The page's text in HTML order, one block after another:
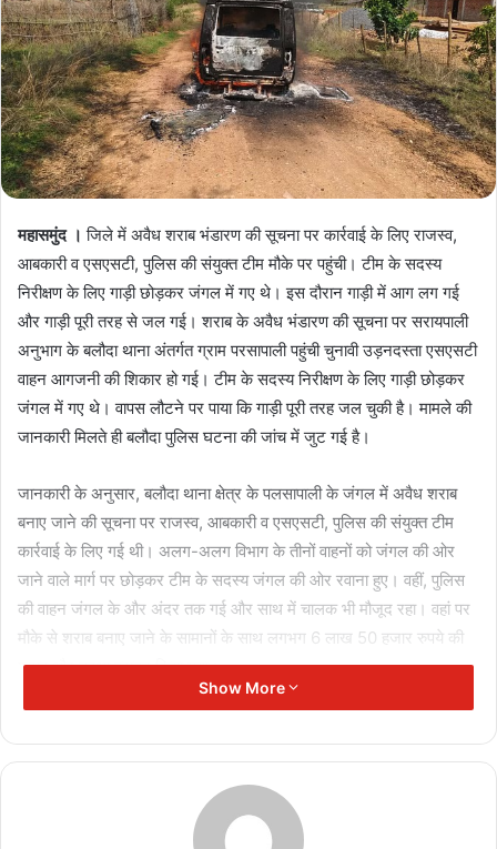
महासमुंद ।जिले में अवैध शराब भंडारण की सूचना पर कार्रवाई के लिए राजस्व,
आबकारी व एसएसटी, पुलिस की संयुक्त टीम मौके पर पहुंची। टीम के सदस्य
निरीक्षण के लिए गाड़ी छोड़कर जंगल में गए थे। इस दौरान गाड़ी में आग लग गई
और गाड़ी पूरी तरह से जल गई। शराब के अवैध भंडारण की सूचना पर सरायपाली
अनुभाग के बलौदा थाना अंतर्गत ग्राम परसापाली पहुंची चुनावी उड़नदस्ता एसएसटी
वाहन आगजनी की शिकार हो गई। टीम के सदस्य निरीक्षण के लिए गाड़ी छोड़कर
जंगल में गए थे। वापस लौटने पर पाया कि गाड़ी पूरी तरह जल चुकी है। मामले की
जानकारी मिलते ही बलौदा पुलिस घटना की जांच में जुट गई है।
जानकारी के अनुसार, बलौदा थाना क्षेत्र के पलसापाली के जंगल में अवैध शराब
बनाए जाने की सूचना पर राजस्व, आबकारी व एसएसटी, पुलिस की संयुक्त टीम
कार्रवाई के लिए गई थी। अलग-अलग विभाग के तीनों वाहनों को जंगल की ओर
जाने वाले मार्ग पर छोड़कर टीम के सदस्य जंगल की ओर रवाना हुए। वहीं, पुलिस
की वाहन जंगल के और अंदर तक गई और साथ में चालक भी मौजूद रहा। वहां पर
मौके से शराब बनाए जाने के सामानों के साथ लगभग 6 लाख 50 हजार रुपये की
शराब और महुआ बरामद किया गया।
पाकिस्तान में हिंसा: गाजा युद्धविराम के विरोध
में सैकड़ों वाहन जलाए, पुलिसकर्मी की हत्या
October 13, 2025
Show More